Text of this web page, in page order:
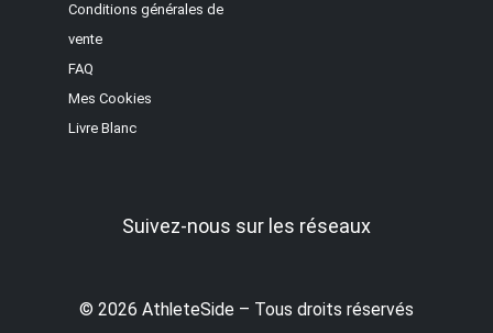
Conditions générales de
vente
FAQ
Mes Cookies
Livre Blanc
Suivez-nous sur les réseaux
© 2026 AthleteSide – Tous droits réservés